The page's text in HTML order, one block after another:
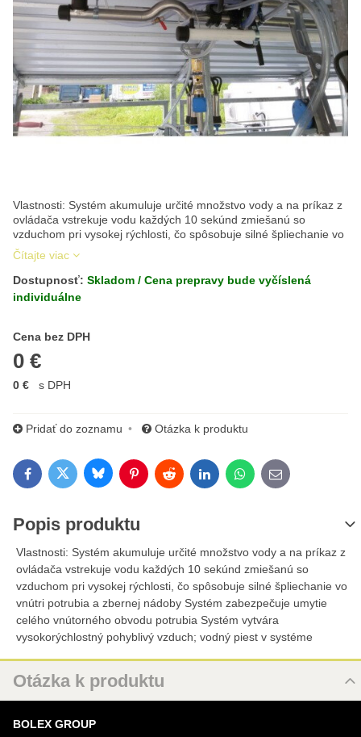
Vlastnosti: Systém akumuluje určité množstvo vody a na príkaz z
ovládača vstrekuje vodu každých 10 sekúnd zmiešanú so
vzduchom pri vysokej rýchlosti, čo spôsobuje silné špliechanie vo
Čítajte viac
Dostupnosť: Skladom / Cena prepravy bude vyčíslená
individuálne
Cena bez DPH
0 €
Cena s DPH
0 € s DPH
Pridať do zoznamu Otázka k produktu
FacebookTwitterBlueskyPinterestRedditLinkedInWhatsApp
E-mail
Popis produktu
Vlastnosti: Systém akumuluje určité množstvo vody a na príkaz z
ovládača vstrekuje vodu každých 10 sekúnd zmiešanú so
vzduchom pri vysokej rýchlosti, čo spôsobuje silné špliechanie vo
vnútri potrubia a zbernej nádoby Systém zabezpečuje umytie
celého vnútorného obvodu potrubia Systém vytvára
vysokorýchlostný pohyblivý vzduch; vodný piest v systéme
Otázka k produktu
MENO
BOLEX GROUP